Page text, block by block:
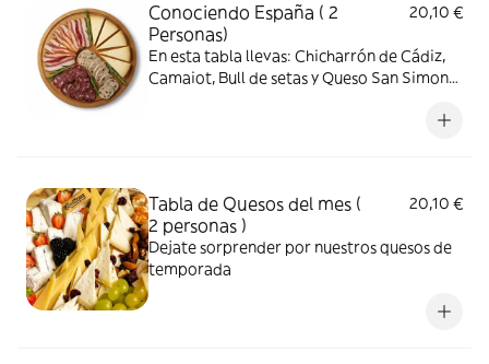
Conociendo España ( 2
Personas)
20,10 €
En esta tabla llevas: Chicharrón de Cádiz,
Camaiot, Bull de setas y Queso San Simon
Tabla de Quesos del mes (
2 personas )
20,10 €
Dejate sorprender por nuestros quesos de
temporada